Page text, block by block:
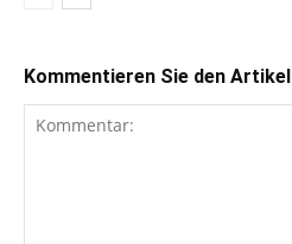
Kommentieren Sie den Artikel